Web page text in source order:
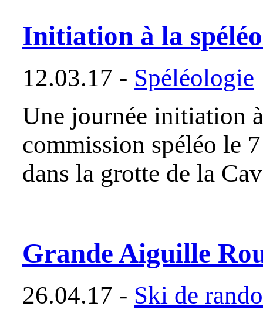
Initiation à la
12.03.17 - Spéléologie
Une journée initiation
commission spéléo le
dans la grotte de la
Grande Aiguille
26.04.17 - Ski de